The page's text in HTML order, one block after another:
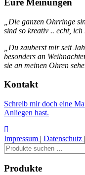
Eure Meinungen
„Die ganzen Ohrringe
sind so kreativ .. echt,
„Du zauberst mir seit
besonders an
sie an meinen Ohren
Kontakt
Schreib mir doch eine
Anliegen hast.
Impressum | Datenschutz |
Suchen
nach:
Produkte